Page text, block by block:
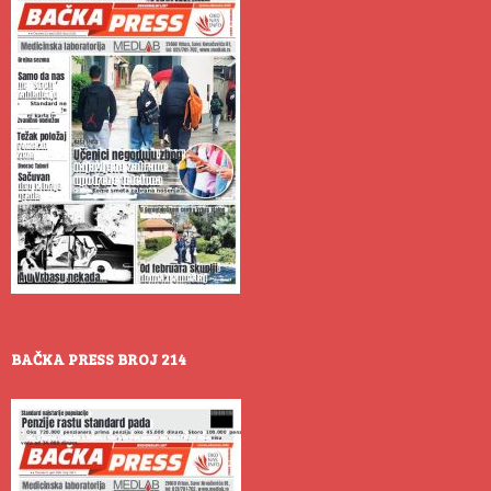
BAČKA PRESS BROJ 214